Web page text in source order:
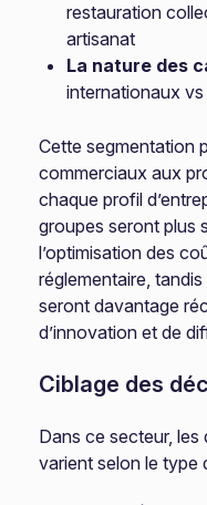
restauration
artisanat
La nature des
internationaux
Cette segmentation
commerciaux aux
chaque profil
groupes seront plus
l’optimisation des
réglementaire,
seront davantage
d’innovation et de
Ciblage des
Dans ce secteur,
varient selon le type